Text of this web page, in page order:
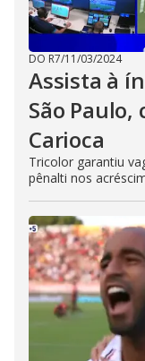
DO R7/11/03/2024
Assista à
São Paulo,
Carioca
Tricolor garantiu
pênalti nos